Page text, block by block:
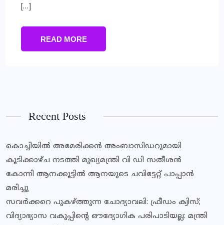
[…]
READ MORE
Recent Posts
കൊച്ചിയിൽ അമേരിക്കൻ അംബാസിഡറുമായി
കൂടിക്കാഴ്ച നടത്തി മുഖ്യമന്ത്രി വി ഡി സതീശൻ
കോന്നി ആനക്കൂട്ടിൽ ആനയുടെ ചവിട്ടേറ്റ് പാപ്പാൻ
മരിച്ചു
സവര്‍ക്കറെ പുകഴ്ത്തുന്ന ചോദ്യാവലി: ഫ്രീഡം ക്വിസ്;
വിദ്യാഭ്യാസ വകുപ്പിൻ്റെ ഔദ്യോഗിക പരിപാടിയല്ല: മന്ത്രി